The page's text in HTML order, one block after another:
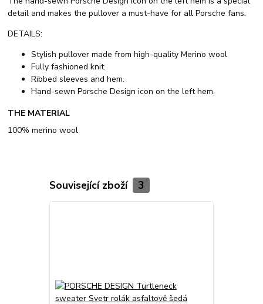
detail and makes the pullover a must-have for all Porsche fans.
DETAILS:
Stylish pullover made from high-quality Merino wool
Fully fashioned knit.
Ribbed sleeves and hem.
Hand-sewn Porsche Design icon on the left hem.
THE MATERIAL
100% merino wool
Související zboží 3